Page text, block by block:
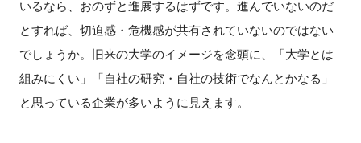
いるなら、おのずと進展するはずです。進んでいないのだ
とすれば、切迫感・危機感が共有されていないのではない
でしょうか。旧来の大学のイメージを念頭に、「大学とは
組みにくい」「自社の研究・自社の技術でなんとかなる」
と思っている企業が多いように見えます。